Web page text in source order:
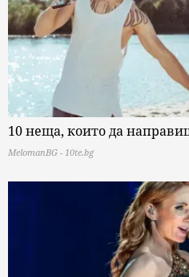
10 неща, които да
MelomanBG - 10te.bg